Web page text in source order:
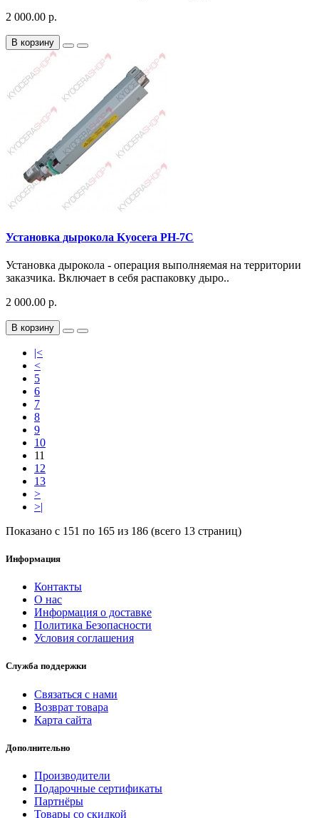
2 000.00 р.
В корзину
Установка дырокола Kyocera PH-7C
Установка дырокола - операция выполняемая на территории
заказчика. Включает в себя распаковку дыро..
2 000.00 р.
В корзину
|<
<
5
6
7
8
9
10
11
12
13
>
>|
Показано с 151 по 165 из 186 (всего 13 страниц)
Информация
Контакты
О нас
Информация о доставке
Политика Безопасности
Условия соглашения
Служба поддержки
Связаться с нами
Возврат товара
Карта сайта
Дополнительно
Производители
Подарочные сертификаты
Партнёры
Товары со скидкой